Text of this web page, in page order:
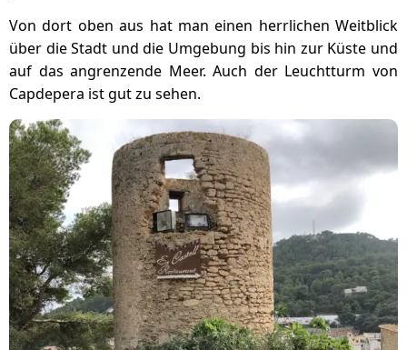
Von dort oben aus hat man einen herrlichen Weitblick
über die Stadt und die Umgebung bis hin zur Küste und
auf das angrenzende Meer. Auch der Leuchtturm von
Capdepera ist gut zu sehen.